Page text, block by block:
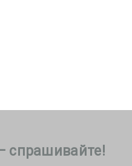
спрашивайте!